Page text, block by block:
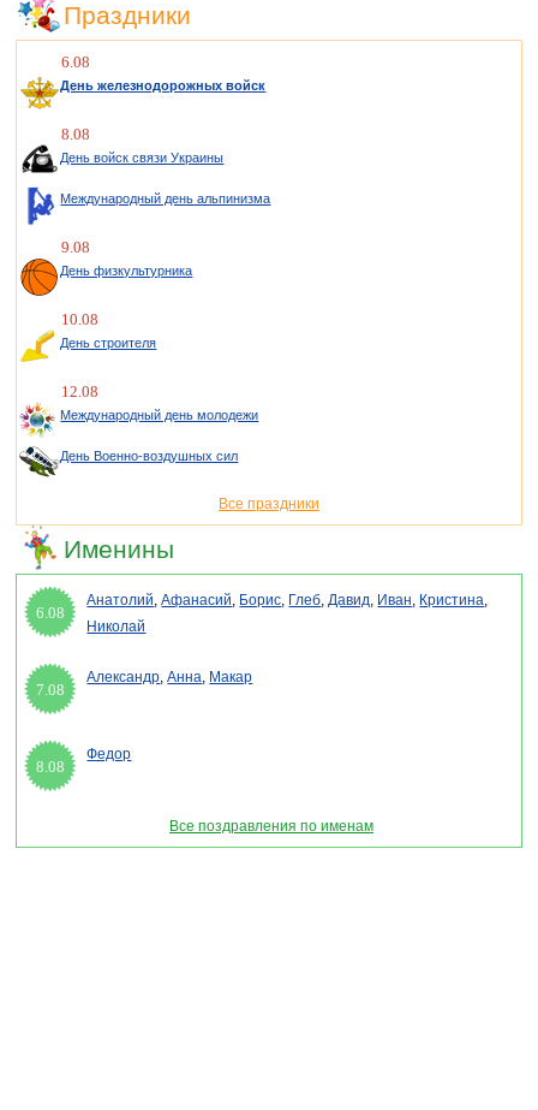
Праздники
6.08
День железнодорожных войск
8.08
День войск связи Украины
Международный день альпинизма
9.08
День физкультурника
10.08
День строителя
12.08
Международный день молодежи
День Военно-воздушных сил
Все праздники
Именины
6.08
Анатолий,Афанасий, Борис, Глеб,Давид, Иван, Кристина,
Николай
7.08
Александр,Анна, Макар
8.08
Федор
Все поздравления по именам